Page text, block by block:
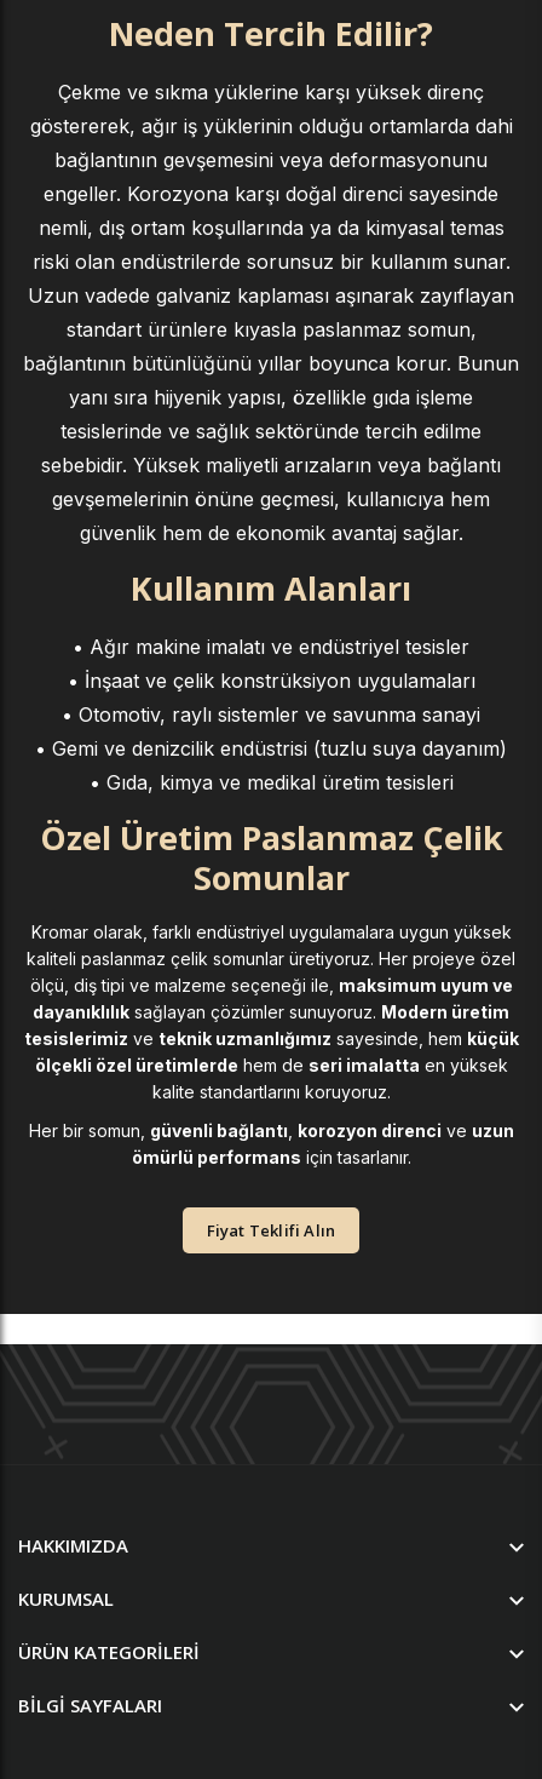
Neden Tercih Edilir?
Çekme ve sıkma yüklerine karşı yüksek direnç
göstererek, ağır iş yüklerinin olduğu ortamlarda dahi
bağlantının gevşemesini veya deformasyonunu
engeller. Korozyona karşı doğal direnci sayesinde
nemli, dış ortam koşullarında ya da kimyasal temas
riski olan endüstrilerde sorunsuz bir kullanım sunar.
Uzun vadede galvaniz kaplaması aşınarak zayıflayan
standart ürünlere kıyasla paslanmaz somun,
bağlantının bütünlüğünü yıllar boyunca korur. Bunun
yanı sıra hijyenik yapısı, özellikle gıda işleme
tesislerinde ve sağlık sektöründe tercih edilme
sebebidir. Yüksek maliyetli arızaların veya bağlantı
gevşemelerinin önüne geçmesi, kullanıcıya hem
güvenlik hem de ekonomik avantaj sağlar.
Kullanım Alanları
• Ağır makine imalatı ve endüstriyel tesisler
• İnşaat ve çelik konstrüksiyon uygulamaları
• Otomotiv, raylı sistemler ve savunma sanayi
• Gemi ve denizcilik endüstrisi (tuzlu suya dayanım)
• Gıda, kimya ve medikal üretim tesisleri
Özel Üretim Paslanmaz Çelik
Somunlar
Kromar olarak, farklı endüstriyel uygulamalara uygun yüksek
kaliteli paslanmaz çelik somunlar üretiyoruz. Her projeye özel
ölçü, diş tipi ve malzeme seçeneği ile, maksimum uyum ve
dayanıklılık sağlayan çözümler sunuyoruz. Modern üretim
tesislerimiz ve teknik uzmanlığımız sayesinde, hem küçük
ölçekli özel üretimlerde hem de seri imalatta en yüksek
kalite standartlarını koruyoruz.
Her bir somun, güvenli bağlantı korozyon direnci ve uzun
ömürlü performans için tasarlanır.
Fiyat Teklifi Alın
HAKKIMIZDA
KURUMSAL
ÜRÜN KATEGORILERI
BILGI SAYFALARI